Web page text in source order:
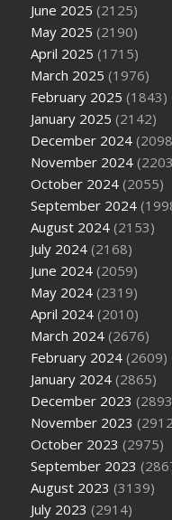
June 2025 (2125)
May 2025 (2190)
April 2025 (1715)
March 2025 (1976)
February 2025 (1843)
January 2025 (2142)
December 2024
November 2024
October 2024 (2055)
September 2024
August 2024 (2153)
July 2024 (2168)
June 2024 (2059)
May 2024 (2319)
April 2024 (2010)
March 2024 (2676)
February 2024 (2609)
January 2024 (2865)
December 2023
November 2023
October 2023 (2975)
September 2023
August 2023 (3139)
July 2023 (2914)